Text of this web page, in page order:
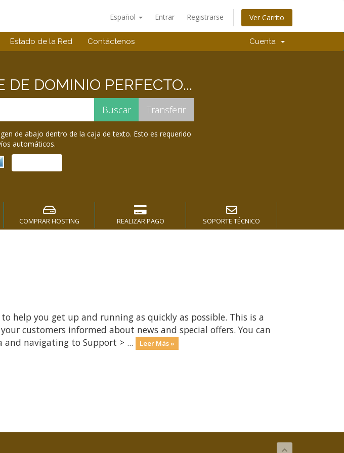
Español Entrar Registrarse Ver Carrito
Estado de la Red Contáctenos Cuenta
DOMINIO PERFECTO...
de abajo dentro de la caja de texto. Esto es requerido
automáticos.
COMPRAR HOSTING REALIZAR PAGO SOPORTE TÉCNICO
help you get up and running as quickly as possible. This is a
customers informed about news and special offers. You can
navigating to Support > ...
Leer Más »